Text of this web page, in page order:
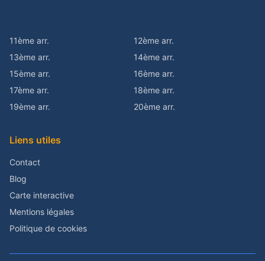
11ème arr.
12ème arr.
13ème arr.
14ème arr.
15ème arr.
16ème arr.
17ème arr.
18ème arr.
19ème arr.
20ème arr.
Liens utiles
Contact
Blog
Carte interactive
Mentions légales
Politique de cookies